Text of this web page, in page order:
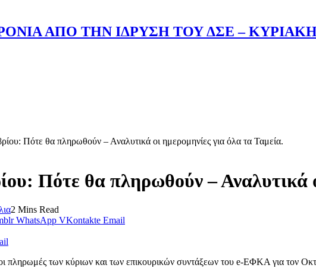
ΑΠΟ ΤΗΝ ΙΔΡΥΣΗ ΤΟΥ ΔΣΕ –
Πότε θα πληρωθούν – Αναλυτικά οι ημερομηνίες για όλα τα Ταμεία.
Πότε θα πληρωθούν – Αναλυτικά
2 Mins Read
WhatsApp VKontakte Email
πληρωμές των κύριων και των επικουρικών συντάξεων του e-ΕΦΚΑ για τον